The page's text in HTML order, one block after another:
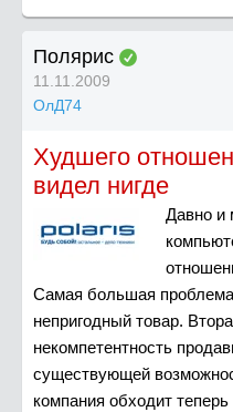
Полярис
11.11.2009
ОлД74
Худшего
видел нигде
Давно и
Самая большая проблема
непригодный товар.
некомпетентность
существующей
компания обходит